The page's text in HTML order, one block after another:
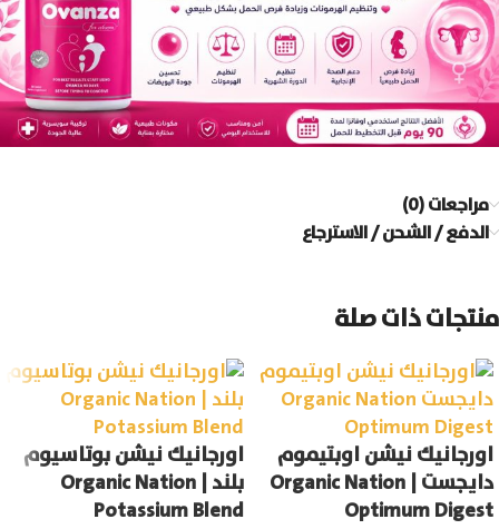
مراجعات (0)
الدفع / الشحن / الاسترجاع
منتجات ذات صلة
اورجانيك نيشن اوبتيموم
دايجست | Organic Nation
Optimum Digest
اورجانيك نيشن بوتاسيوم
بلند | Organic Nation
Potassium Blend